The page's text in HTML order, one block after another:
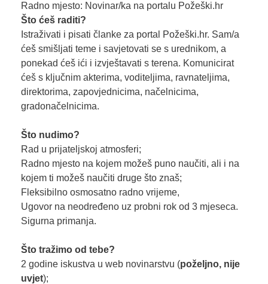
Radno mjesto: Novinar/ka na portalu Požeški.hr
Što ćeš raditi?
Istraživati i pisati članke za portal Požeški.hr. Sam/a
ćeš smišljati teme i savjetovati se s urednikom, a
ponekad ćeš ići i izvještavati s terena. Komunicirat
ćeš s ključnim akterima, voditeljima, ravnateljima,
direktorima, zapovjednicima, načelnicima,
gradonačelnicima.
Što nudimo?
Rad u prijateljskoj atmosferi;
Radno mjesto na kojem možeš puno naučiti, ali i na
kojem ti možeš naučiti druge što znaš;
Fleksibilno osmosatno radno vrijeme,
Ugovor na neodređeno uz probni rok od 3 mjeseca.
Sigurna primanja.
Što tražimo od tebe?
2 godine iskustva u web novinarstvu (poželjno, nije
uvjet);